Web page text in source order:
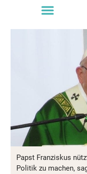
Papst Franziskus
Politik zu machen,